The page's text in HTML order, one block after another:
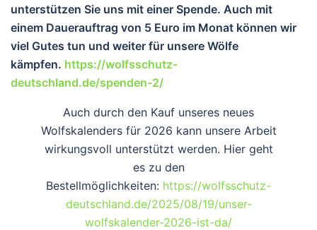
unterstützen Sie uns mit einer Spende. Auch mit
einem Dauerauftrag von 5 Euro im Monat können wir
viel Gutes tun und weiter für unsere Wölfe
kämpfen. https://wolfsschutz-
deutschland.de/spenden-2/
Auch durch den Kauf unseres neues
Wolfskalenders für 2026 kann unsere Arbeit
wirkungsvoll unterstützt werden. Hier geht
es zu den
Bestellmöglichkeiten: https://wolfsschutz-
deutschland.de/2025/08/19/unser-
wolfskalender-2026-ist-da/